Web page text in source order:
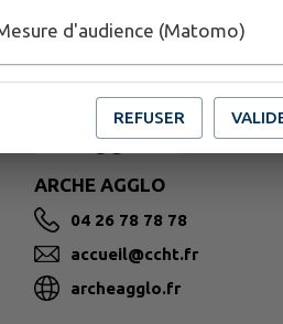
ARCHE AGGLO
04 26 78 78 78
accueil@ccht.fr
archeagglo.fr
d'audience (Matomo)
REFUSER